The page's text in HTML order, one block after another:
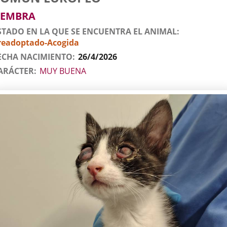
EN LA QUE SE ENCUENTRA EL ANIMAL
Acogida
NACIMIENTO 26/4/2026
MUY BUENA